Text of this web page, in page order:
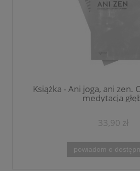
Książka - Ani joga, ani zen.
medytacja
33,90 zł
powiadom o